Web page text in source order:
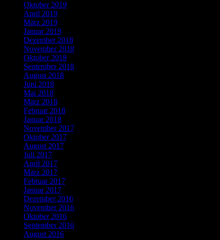
Oktober 2019
April 2019
März 2019
Januar 2019
Dezember 2018
November 2018
Oktober 2018
September 2018
August 2018
Juni 2018
Mai 2018
März 2018
Februar 2018
Januar 2018
November 2017
Oktober 2017
August 2017
Juli 2017
April 2017
März 2017
Februar 2017
Januar 2017
Dezember 2016
November 2016
Oktober 2016
September 2016
August 2016